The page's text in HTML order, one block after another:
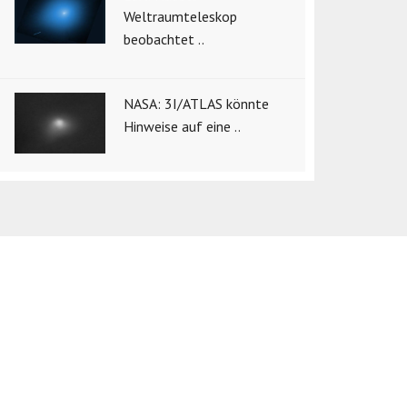
Weltraumteleskop
beobachtet ..
NASA: 3I/ATLAS könnte
Hinweise auf eine ..